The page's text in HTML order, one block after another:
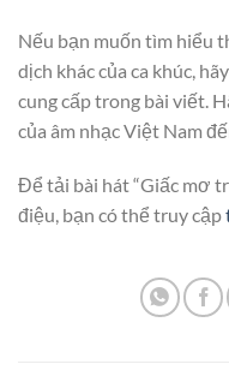
Nếu bạn muốn tìm hiểu
dịch khác của ca khúc,
cung cấp trong bài viết.
của âm nhạc Việt Nam
Để tải bài hát “Giấc mơ
điệu, bạn có thể truy cập